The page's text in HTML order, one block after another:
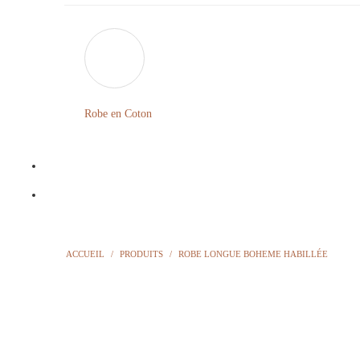
Robe en Coton
ACCUEIL / PRODUITS / ROBE LONGUE BOHEME HABILLÉE